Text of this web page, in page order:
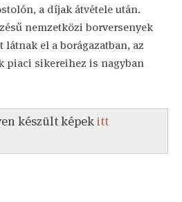
a díjak átvétele után.
nemzetközi borversenyek
el a borágazatban, az
piaci sikereihez is nagyban
készült képekitt